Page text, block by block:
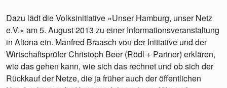
Dazu lädt die Volksinitiative »Unser Hamburg, unser Netz
e.V.« am 5. August 2013 zu einer Informationsveranstaltung
in Altona ein. Manfred Braasch von der Initiative und der
Wirtschaftsprüfer Christoph Beer (Rödl + Partner) erklären,
wie das gehen kann, wie sich das rechnet und ob sich der
Rückkauf der Netze, die ja früher auch der öffentlichen